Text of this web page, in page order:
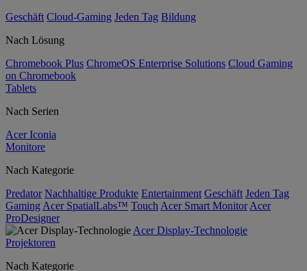
Geschäft Cloud-Gaming Jeden Tag Bildung
Nach Lösung
Chromebook Plus ChromeOS Enterprise Solutions Cloud Gaming
on Chromebook
Tablets
Nach Serien
Acer Iconia
Monitore
Nach Kategorie
Predator Nachhaltige Produkte Entertainment Geschäft Jeden Tag
Gaming Acer SpatialLabs™ Touch Acer Smart Monitor Acer
ProDesigner
Acer Display-Technologie
Projektoren
Nach Kategorie